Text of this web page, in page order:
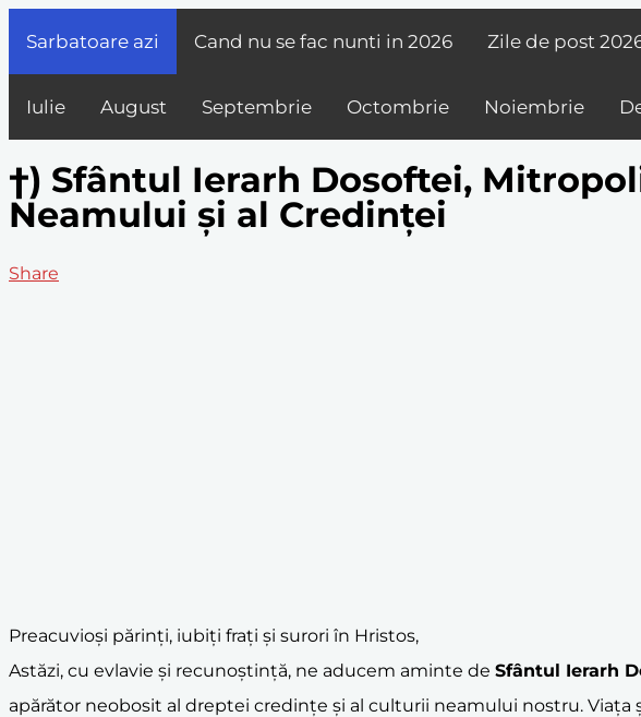
Sarbatoare azi Cand nu se fac nunti in 2026 Zile de post
Iulie August Septembrie Octombrie Noiembrie
†) Sfântul Ierarh Dosoftei,
Neamului și al Credinței
Share
Preacuvioși părinți, iubiți frați și surori în Hristos,
Astăzi, cu evlavie și recunoștință, ne aducem aminte de Sfântul Ierarh
apărător neobosit al dreptei credințe și al culturii neamului nostru. Viața